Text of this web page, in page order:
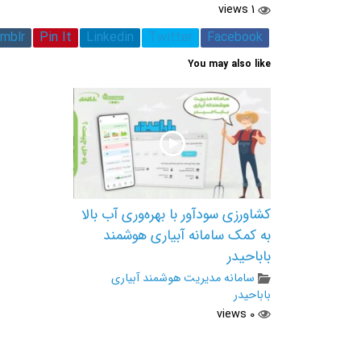
Facebook
Twitter
Linkedin
Pin It
You may also like
کشاورزی سودآور با بهره‌وری آب بالا
به کمک سامانه آبیاری هوشمند
باباحیدر
سامانه مدیریت هوشمند آبیاری
باباحیدر